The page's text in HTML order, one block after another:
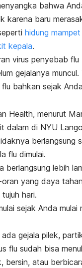
bahwa
karena baru
hidung mampet
kepala.
virus penyebab
gejalanya
flu bahkan sejak
Health, menurut
dalam di NYU
berlangsung
flu dimulai.
berlangsung lebih
yang daya
hari.
sejak Anda mulai
gejala pilek,
flu sudah bisa
bersin, atau